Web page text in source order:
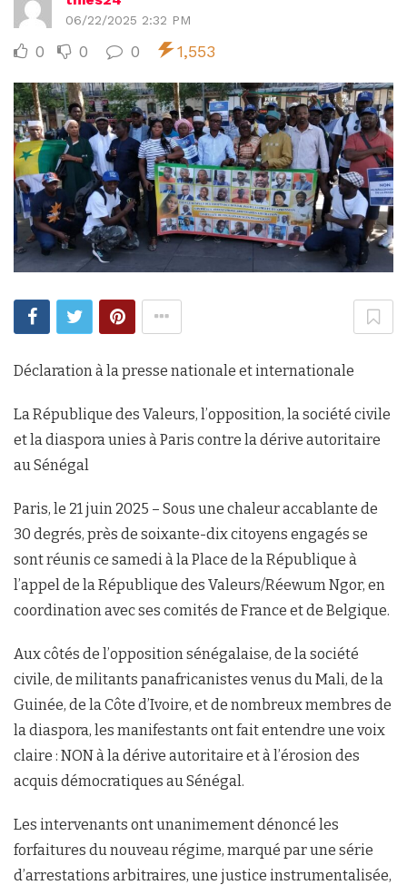
06/22/2025 2:32 PM
0 0 0 1,553
Déclaration à la presse nationale et internationale
La République des Valeurs, l’opposition, la société civile
et la diaspora unies à Paris contre la dérive autoritaire
au Sénégal
Paris, le 21 juin 2025 – Sous une chaleur accablante de
30 degrés, près de soixante-dix citoyens engagés se
sont réunis ce samedi à la Place de la République à
l’appel de la République des Valeurs/Réewum Ngor, en
coordination avec ses comités de France et de Belgique.
Aux côtés de l’opposition sénégalaise, de la société
civile, de militants panafricanistes venus du Mali, de la
Guinée, de la Côte d’Ivoire, et de nombreux membres de
la diaspora, les manifestants ont fait entendre une voix
claire : NON à la dérive autoritaire et à l’érosion des
acquis démocratiques au Sénégal.
Les intervenants ont unanimement dénoncé les
forfaitures du nouveau régime, marqué par une série
d’arrestations arbitraires, une justice instrumentalisée,